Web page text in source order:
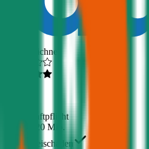
Ausgezeichnet
Haftpflicht
€ 20 Mio.
Freischaden